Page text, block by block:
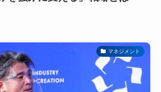
マネジメント